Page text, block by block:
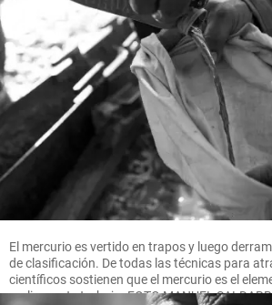
El mercurio es vertido en trapos y luego
de clasificación. De todas las técnicas para
científicos sostienen que el mercurio es el
realizar este trabajo. FOTO MANUEL